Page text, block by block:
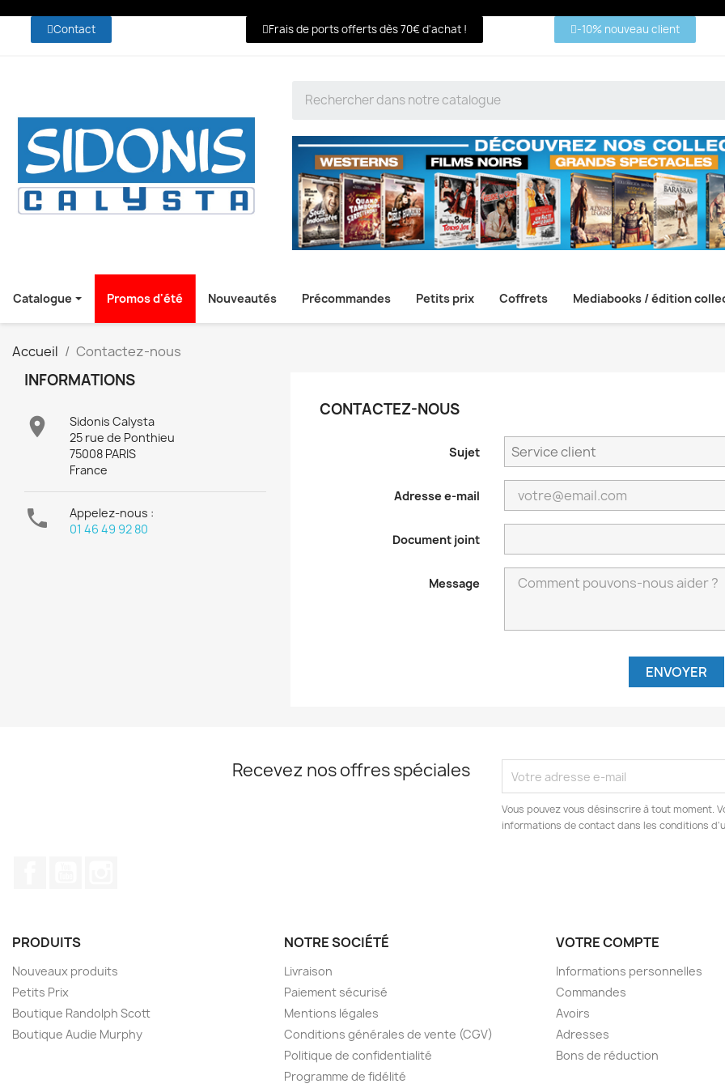
Contact Frais de ports offerts dès 70€ d'achat ! -10% nouveau client
Catalogue Promos d'été Nouveautés Précommandes Petits prix Coffrets Mediabooks / édition
Accueil Contactez-nous
INFORMATIONS

Sidonis Calysta
25 rue de Ponthieu
75008 PARIS
France

Appelez-nous :
01 46 49 92 80
CONTACTEZ-NOUS
Sujet
Adresse e-mail
Document joint
Message
Recevez nos offres spéciales
Vous pouvez vous désinscrire à tout moment.
informations de contact dans les conditions
PRODUITS
Nouveaux produits
Petits Prix
Boutique Randolph Scott
Boutique Audie Murphy
NOTRE SOCIÉTÉ
Livraison
Paiement sécurisé
Mentions légales
Conditions générales de vente (CGV)
Politique de confidentialité
Programme de fidélité
VOTRE COMPTE
Informations personnelles
Commandes
Avoirs
Adresses
Bons de réduction